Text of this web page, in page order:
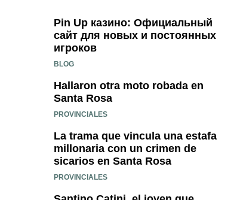
Pin Up казино: Официальный
сайт для новых и постоянных
игроков
BLOG
Hallaron otra moto robada en
Santa Rosa
PROVINCIALES
La trama que vincula una estafa
millonaria con un crimen de
sicarios en Santa Rosa
PROVINCIALES